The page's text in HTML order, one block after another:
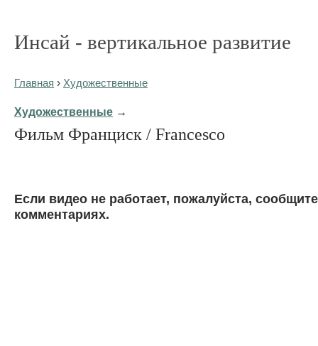
Инсай - вертикальное развитие
Главная › Художественные
Художественные →
Фильм Франциск / Francesco
Eсли видео не работает, пожалуйста,
комментариях.